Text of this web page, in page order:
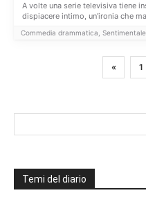
A volte una serie televisiva tiene
dispiacere intimo, un'ironia che
Commedia drammatica,
« 1
Temi del diario